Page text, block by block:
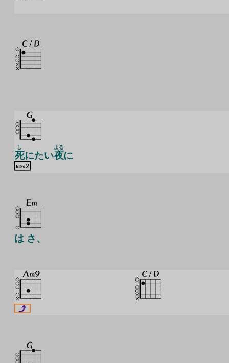
死
し
にたい夜
よる
に
は さ、